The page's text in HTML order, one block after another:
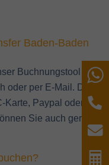
Baden-Baden
Buchnungstool
oder per E-Mail. Die
Karte, Paypal oder per
Sie auch gerne